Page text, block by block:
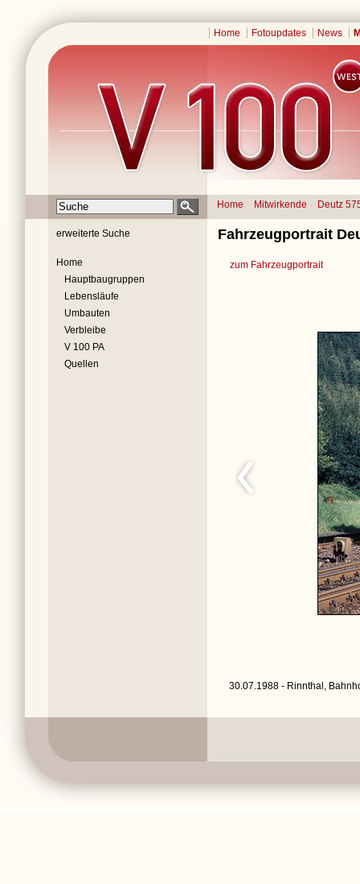
Home Fotoupdates News
Home Mitwirkende Deutz
erweiterte Suche
Home
Hauptbaugruppen
Lebensläufe
Umbauten
Verbleibe
V 100 PA
Quellen
Fahrzeugportrait
zum Fahrzeugportrait
30.07.1988 - Rinnthal,